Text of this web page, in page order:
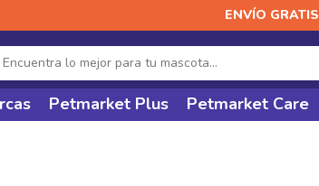
ENVÍO GRATIS
Petmarket Plus Petmarket Care